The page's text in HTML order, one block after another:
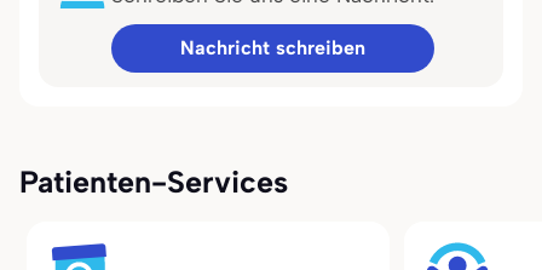
Nachricht schreiben
Patienten-Services